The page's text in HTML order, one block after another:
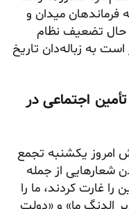
میدان و
حال تضعیف نظام
به زباله‌دان تاریخ
اجتماعی در
امروز یکشنبه تجمع
شعارهایی از جمله
را غارت کردند، ما را